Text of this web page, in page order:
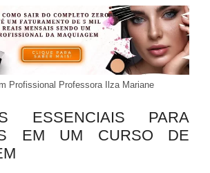
Profissional Professora Ilza Mariane
ESSENCIAIS PARA
EM UM CURSO DE